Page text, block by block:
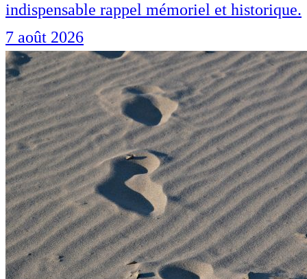
indispensable rappel mémoriel et historique.
7 août 2026